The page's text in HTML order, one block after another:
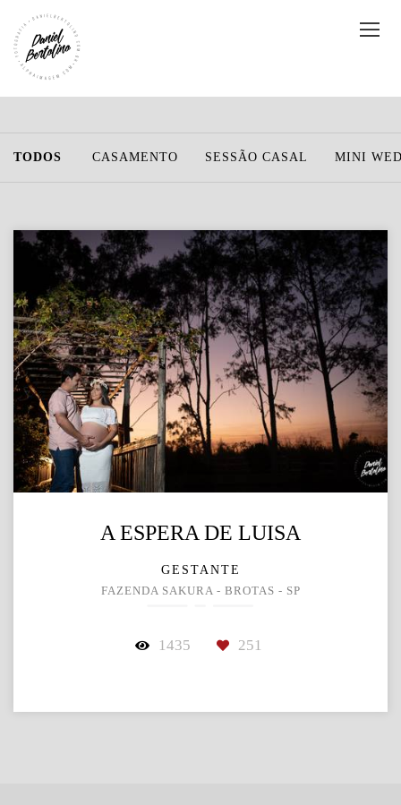
TODOS CASAMENTO SESSÃO CASAL MINI
A ESPERA DE LUISA
GESTANTE
FAZENDA SAKURA - BROTAS - SP
1435 251